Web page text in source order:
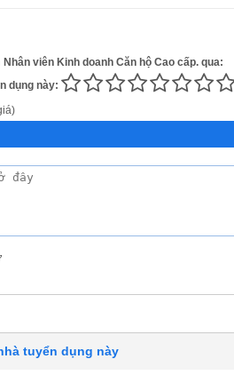
viên Kinh doanh Căn hộ Cao cấp. qua:
dụng này:
tuyển dụng này